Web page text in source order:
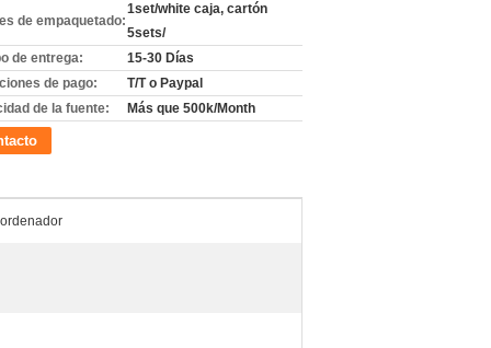
de empaquetado:
1set/white caja, cartón
5sets/
de entrega:
15-30 Días
de pago:
T/T o Paypal
de la fuente:
Más que 500k/Month